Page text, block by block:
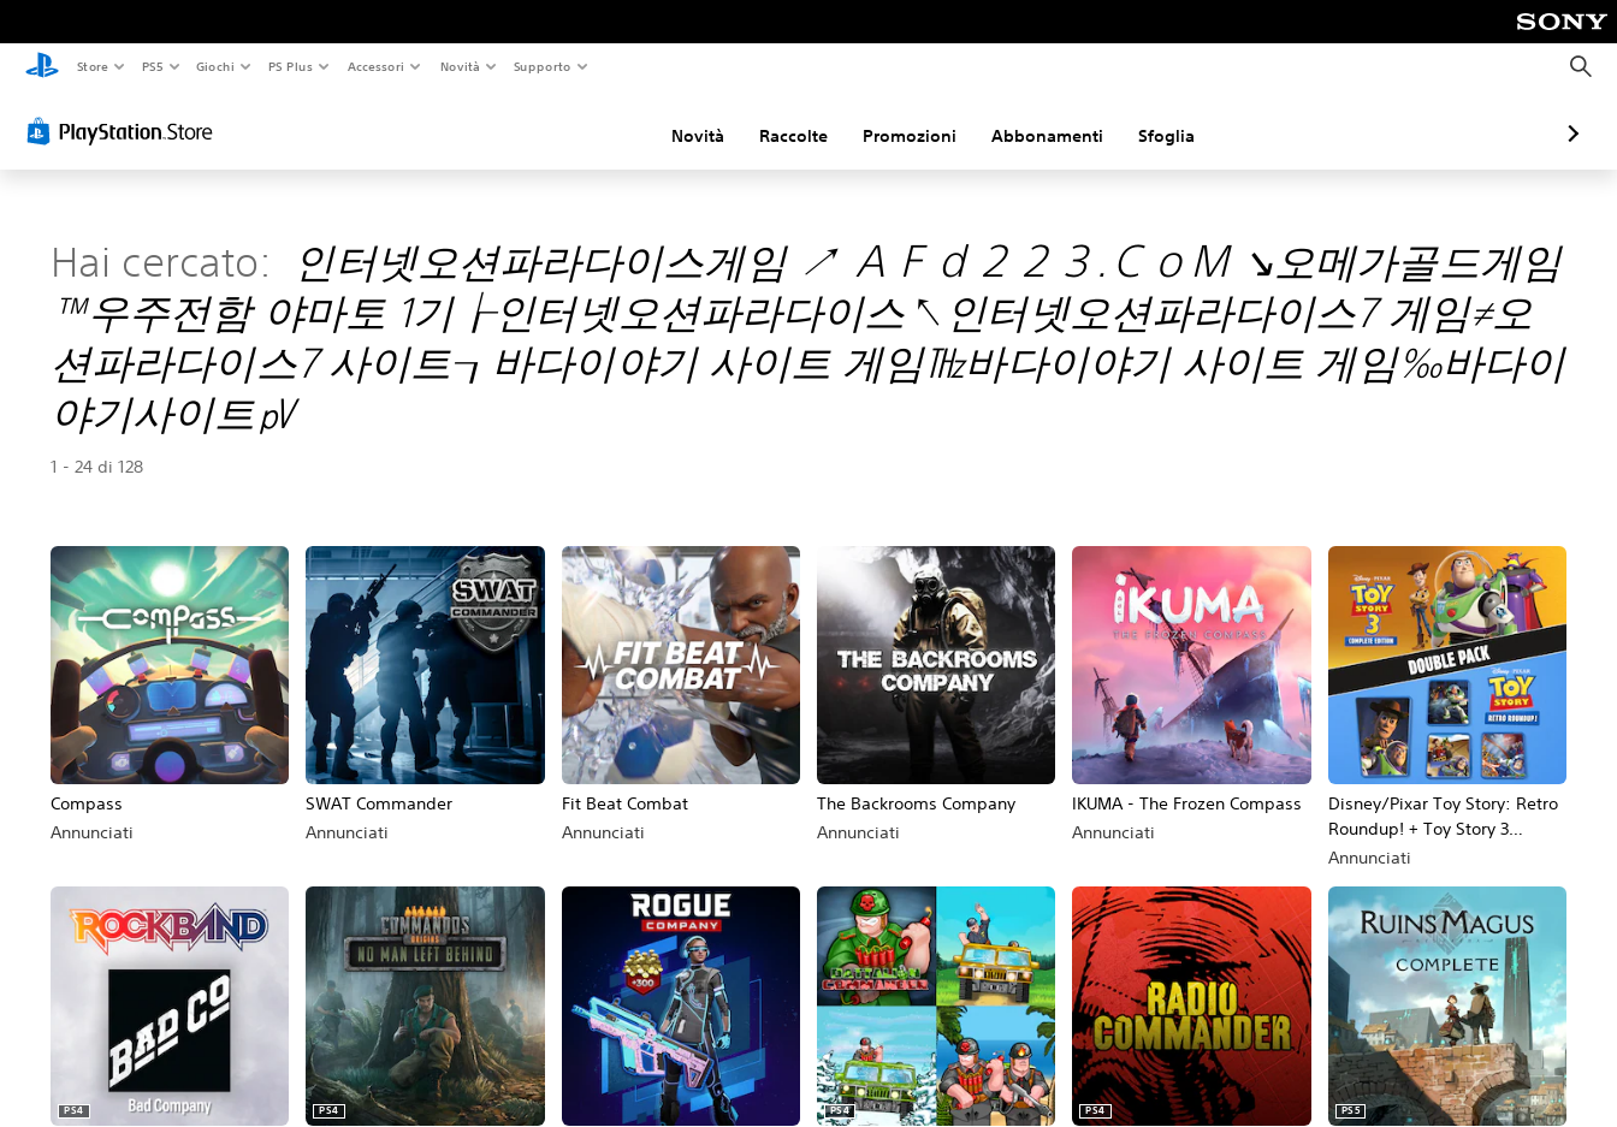
Store PS5 Giochi PS Plus Accessori Novità Supporto
C
e
a
Novità Raccolte Promozioni Abbonamenti Sfoglia
Hai cercato:
인터넷오션파라다이스게임 ↗ ＡＦｄ２２３.ＣｏＭ ↘오메가골드게임
™우주전함 야마토 1기┟인터넷오션파라다이스↖인터넷오션파라다이스7 게임≠오
션파라다이스7 사이트┒바다이야기 사이트 게임㎔바다이야기 사이트 게임‰바다이
야기사이트㎴
1 - 24 di 128
Compass
Annunciati
SWAT Commander
Annunciati
Fit Beat Combat
Annunciati
The Backrooms Company
Annunciati
IKUMA - The Frozen Compass
Annunciati
Disney/Pixar Toy Story: Retro
Roundup! + Toy Story 3
Complete Edition Double Pack
Annunciati
PS4
PS4
PS4
PS4
PS5